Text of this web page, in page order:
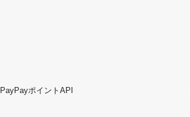
PayPayポイントAPI